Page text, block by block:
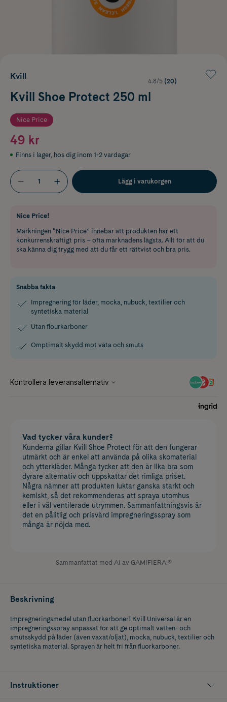
Kvill
4.8/5 (20)
Kvill Shoe Protect 250 ml
Nice Price
49 kr
Finns i lager, hos dig inom 1-2 vardagar
Lägg i varukorgen
Nice Price!
Märkningen “Nice Price” innebär att produkten har ett
konkurrenskraftigt pris – ofta marknadens lägsta. Allt för att du
ska känna dig trygg med att du får ett rättvist och bra pris.
Snabba fakta
Impregnering för läder, mocka, nubuck, textilier och
syntetiska material
Utan flourkarboner
Omptimalt skydd mot väta och smuts
Vad tycker våra kunder?
Kunderna gillar Kvill Shoe Protect för att den fungerar
utmärkt och är enkel att använda på olika skomaterial
och ytterkläder. Många tycker att den är lika bra som
dyrare alternativ och uppskattar det rimliga priset.
Några nämner att produkten luktar ganska starkt och
kemiskt, så det rekommenderas att spraya utomhus
eller i väl ventilerade utrymmen. Sammanfattningsvis är
det en pålitlig och prisvärd impregneringsspray som
många är nöjda med.
Sammanfattat med AI av GAMIFIERA.®
Beskrivning
Impregneringsmedel utan fluorkarboner! Kvill Universal är en
impregneringsspray anpassat för att ge optimalt vatten- och
smutsskydd på läder (även vaxat/oljat), mocka, nubuck, textilier och
syntetiska material. Sprayen är helt fri från fluorkarboner.
Instruktioner